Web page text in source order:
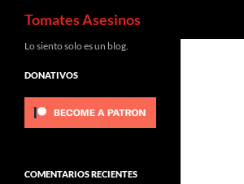
Saltar
Tomates Asesinos
Lo siento solo es un blog.
DONATIVOS
COMENTARIOS RECIENTES